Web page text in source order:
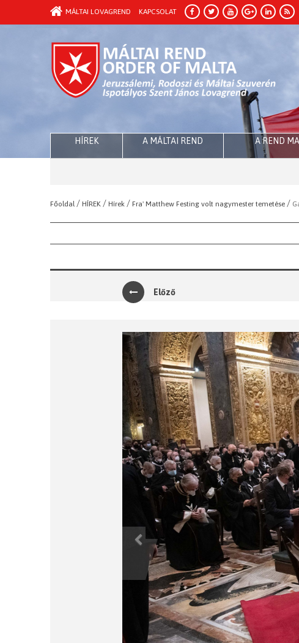
MÁLTAI LOVAGREND KAPCSOLAT
HÍREK A MÁLTAI REND A REND
Főoldal / HÍREK / Hírek / Fra' Matthew Festing volt nagymester temetése /
Előző
Previous